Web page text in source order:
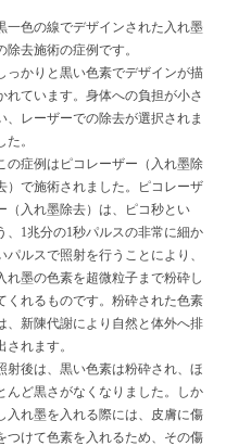
一色の線でデザインされた入れ墨
除去施術の症例です。
っかりと黒い色素でデザインが描
れています。身体への負担が小さ
、レーザーでの除去が選択されま
た。
の症例はピコレーザー（入れ墨除
）で施術されました。ピコレーザ
（入れ墨除去）は、ピコ秒とい
、1兆分の1秒パルスの非常に細か
パルスで照射を行うことにより、
れ墨の色素を超微粒子まで粉砕し
くれるものです。粉砕された色素
、新陳代謝により自然と体外へ排
されます。
射後は、黒い色素は粉砕され、ほ
んど黒さがなくなりました。しか
入れ墨を入れる際には、皮膚に傷
つけて色素を入れるため、その傷